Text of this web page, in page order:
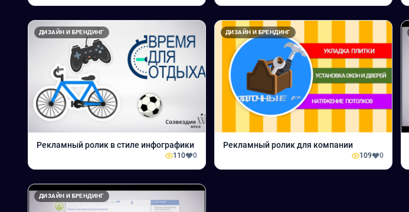
ДИЗАЙН И БРЕНДИНГ
Рекламный ролик в стиле инфографики
110 0
ДИЗАЙН И БРЕНДИНГ
Рекламный ролик для компании
109 0
ДИЗАЙН И БРЕНДИНГ